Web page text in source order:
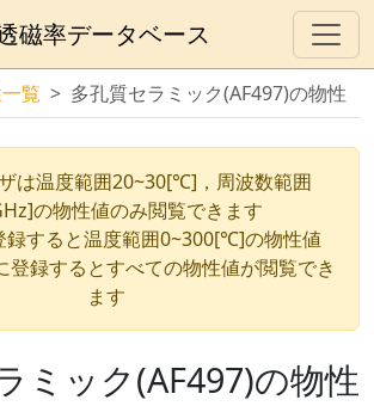
磁率データベース
覧 多孔質セラミック(AF497)の物性
は温度範囲20~30[℃]，周波数範囲
の物性値のみ閲覧できます
録すると温度範囲0~300[℃]の物性値
登録するとすべての物性値が閲覧でき
ます
ミック(AF497)の物性